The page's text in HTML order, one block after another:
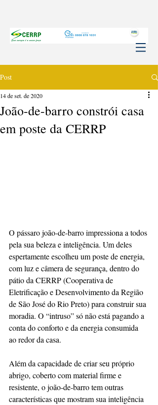
Post
João-de-barro constrói casa
em poste da CERRP
14 de set. de 2020
O pássaro joão-de-barro impressiona a todos
pela sua beleza e inteligência. Um deles
espertamente escolheu um poste de energia,
com luz e câmera de segurança, dentro do
pátio da CERRP (Cooperativa de
Eletrificação e Desenvolvimento da Região
de São José do Rio Preto) para construir sua
moradia. O “intruso” só não está pagando a
conta do conforto e da energia consumida
ao redor da casa.
Além da capacidade de criar seu próprio
abrigo, coberto com material firme e
resistente, o joão-de-barro tem outras
características que mostram sua inteligência